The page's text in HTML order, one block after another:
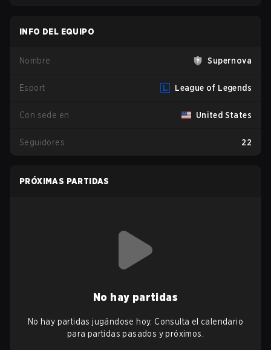
INFO DEL EQUIPO
Nombre Supernova
Esport League of Legends
Con sede en United States
Seguidores 22
PRÓXIMAS PARTIDAS
No hay partidas
No hay partidas jugándose hoy. Consulta el calendario
para partidas pasados y próximos.